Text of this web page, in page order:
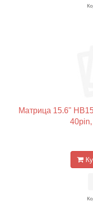
Матрица 15.6"